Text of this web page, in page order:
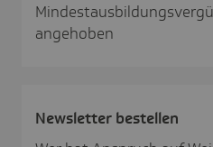
angehoben
News­letter bestellen